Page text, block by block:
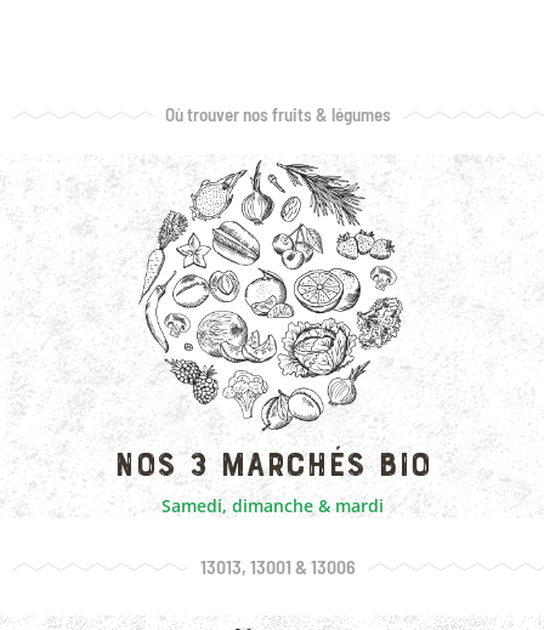
Où trouver nos fruits & légumes
Nos 3 marchés bio
Samedi, dimanche & mardi
EN SAVOIR PLUS
13013, 13001 & 13006